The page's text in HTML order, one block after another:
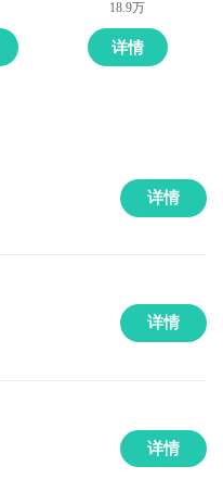
18.9万
详情
详情
详情
详情